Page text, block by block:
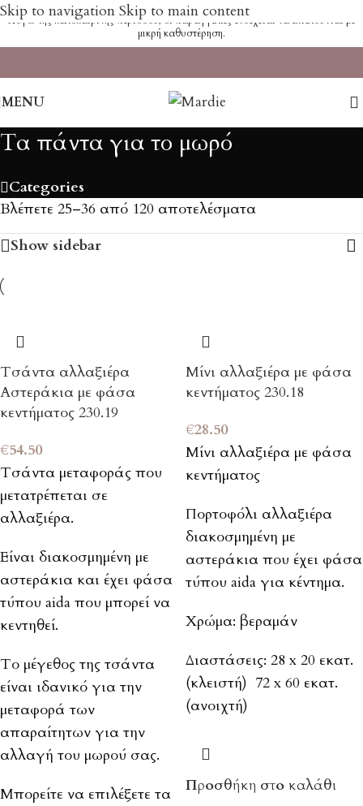
Skip to navigation Skip to main content
Λόγω της καλοκαιρινής περιόδου, οι παραγγελίες ενδέχεται να εκτελούνται με
μικρή καθυστέρηση.
MENU
Τα πάντα για το μωρό
Categories
Βλέπετε 25–36 από 120 αποτελέσματα
Show sidebar
Τσάντα αλλαξιέρα
Αστεράκια με φάσα
κεντήματος 230.19
€54.50
Τσάντα μεταφοράς που
μετατρέπεται σε
αλλαξιέρα.
Είναι διακοσμημένη με
αστεράκια και έχει φάσα
τύπου aida που μπορεί να
κεντηθεί.
Το μέγεθος της τσάντα
είναι ιδανικό για την
μεταφορά των
απαραίτητων για την
αλλαγή του μωρού σας.
Μπορείτε να επιλέξετε τα
Μίνι αλλαξιέρα με φάσα
κεντήματος 230.18
€28.50
Μίνι αλλαξιέρα με φάσα
κεντήματος
Πορτοφόλι αλλαξιέρα
διακοσμημένη με
αστεράκια που έχει φάσα
τύπου aida για κέντημα.
Χρώμα: βεραμάν
Διαστάσεις: 28 x 20 εκατ.
(κλειστή) 72 x 60 εκατ.
(ανοιχτή)
Προσθήκη στο καλάθι